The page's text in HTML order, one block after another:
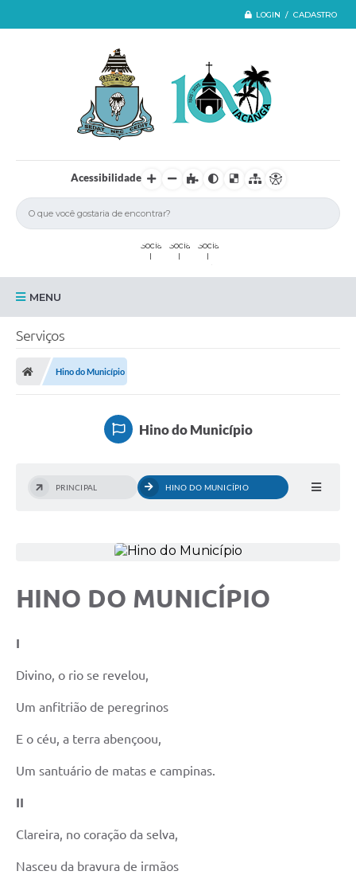
LOGIN / CADASTRO
Acessibilidade
MENU
Iacanga
Diário Oficial
Cartas de Serviços
Transparência
FAQ / Perguntas e Respostas Frequentes
Serviços
Hino do Município
Hino do Município
PRINCIPAL HINO DO MUNICÍPIO
HINO DO MUNICÍPIO
I
Divino, o rio se revelou,
Um anfitrião de peregrinos
E o céu, a terra abençoou,
Um santuário de matas e campinas.
II
Clareira, no coração da selva,
Nasceu da bravura de irmãos